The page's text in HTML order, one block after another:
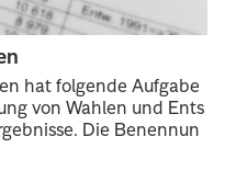
hat folgende Aufgabe
von Wahlen und Ents
Die Benennun